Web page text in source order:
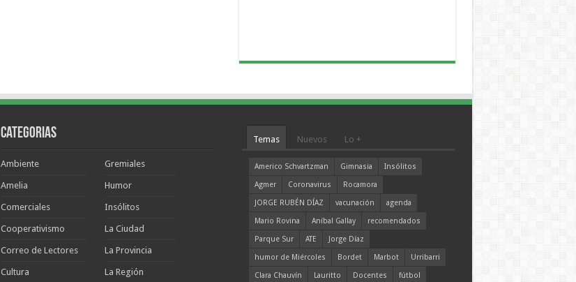
Categorias
Ambiente
Amelia
Comerciales
Cooperativismo
Correo de Lectores
Cultura
Gremiales
Humor
Insólitos
La Ciudad
La Provincia
La Región
Temas Nuevos Lo +
Americo Schvartzman Gimnasia
Insólitos
Agmer
Coronavirus
Rocamora
JORGE RUBÉN DÍAZ
vacunación
agenda
Mario Rovina
Aníbal Gallay
recomendados
Parque Sur
ATE
Jorge Díaz
humor de Miércoles
Bordet Marbot
Urribarri
Clara Chauvín
Lauritto Docentes
fútbol